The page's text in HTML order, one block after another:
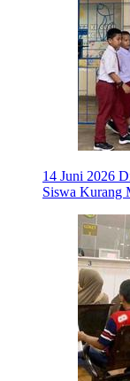
14 Juni 2026
Siswa Kurang